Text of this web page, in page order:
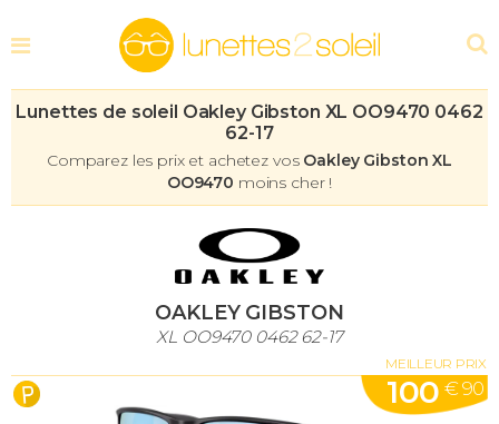
Lunettes de soleil Oakley Gibston XL OO9470 0462
62-17
Comparez les prix et achetez vos Oakley Gibston XL
OO9470 moins cher !
OAKLEY GIBSTON
XL OO9470 0462 62-17
MEILLEUR PRIX
100 € 90